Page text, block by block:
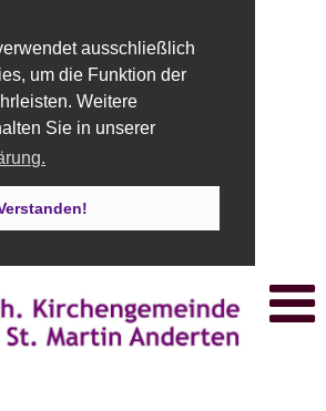
ausschließlich
um die Funktion der
Weitere
Sie in unserer